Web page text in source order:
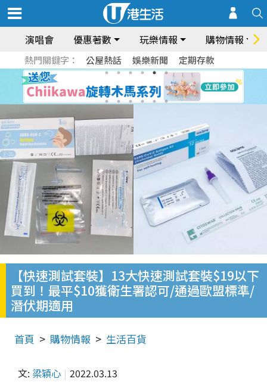
演唱會 優惠著數 玩樂情報 購物情報
熱門關鍵字： 公屋熱話 娛樂新聞 定期存款
【快速測試套裝】13大快速測試套裝$19以下
買到！最平$10獲衛生署認可/通過歐盟標準/
潛伏期適用
首頁 購物情報 生活百貨
文: 梁穎心 2022.03.13